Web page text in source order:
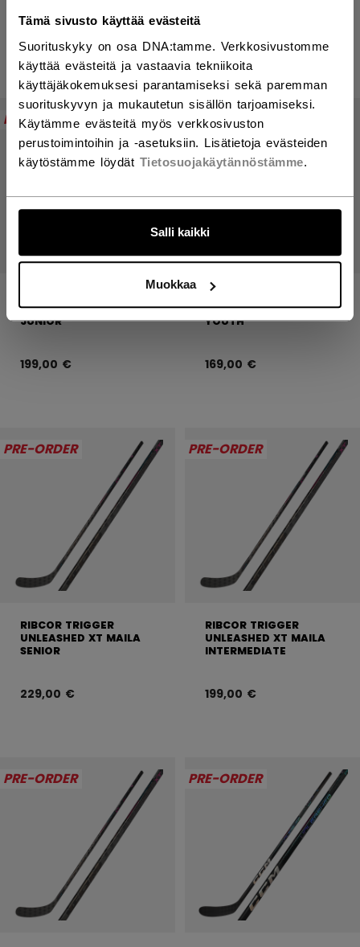
Tämä sivusto käyttää evästeitä
Suorituskyky on osa DNA:tamme. Verkkosivustomme
käyttää evästeitä ja vastaavia tekniikoita
käyttäjäkokemuksesi parantamiseksi sekä paremman
suorituskyvyn ja mukautetun sisällön tarjoamiseksi.
Käytämme evästeitä myös verkkosivuston
perustoimintoihin ja -asetuksiin. Lisätietoja evästeiden
käytöstämme löydät Tietosuojakäytännöstämme.
Salli kaikki
Muokkaa
PRE-ORDER
UNLEASHED PRO MAILA
JUNIOR
199,00 €
PRE-ORDER
RIBCOR TRIGGER
UNLEASHED PRO MAILA
YOUTH
169,00 €
PRE-ORDER
RIBCOR TRIGGER
UNLEASHED XT MAILA
SENIOR
229,00 €
PRE-ORDER
RIBCOR TRIGGER
UNLEASHED XT MAILA
INTERMEDIATE
199,00 €
PRE-ORDER PRE-ORDER